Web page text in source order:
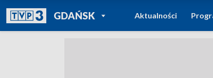
GDAŃSKPOWRÓT DO
TVP REGIONY
Aktualności